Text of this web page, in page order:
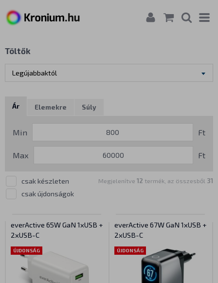
Töltők
Legújabbaktól
Ár Elemekre Súly
Min Ft
Max Ft
Megjelenítve 12 termék, az összesből 31
csak készleten
csak újdonságok
everActive 65W GaN 1xUSB +
2xUSB-C
ÚJDONSÁG
everActive 67W GaN 1xUSB +
2xUSB-C
ÚJDONSÁG